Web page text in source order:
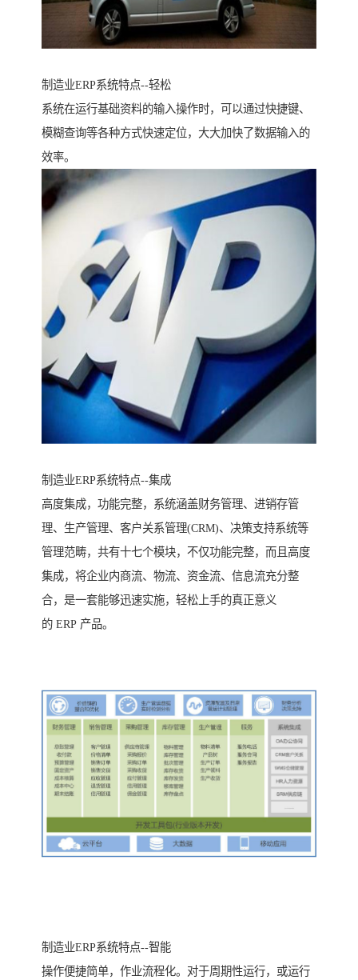
制造业ERP系统特点--轻松
系统在运行基础资料的输入操作时，可以通过快捷键、
模糊查询等各种方式快速定位，大大加快了数据输入的
效率。
制造业ERP系统特点--集成
高度集成，功能完整，系统涵盖财务管理、进销存管
理、生产管理、客户关系管理(CRM)、决策支持系统等
管理范畴，共有十七个模块，不仅功能完整，而且高度
集成，将企业内商流、物流、资金流、信息流充分整
合，是一套能够迅速实施，轻松上手的真正意义
的 ERP 产品。
制造业ERP系统特点--智能
操作便捷简单，作业流程化。对于周期性运行，或运行